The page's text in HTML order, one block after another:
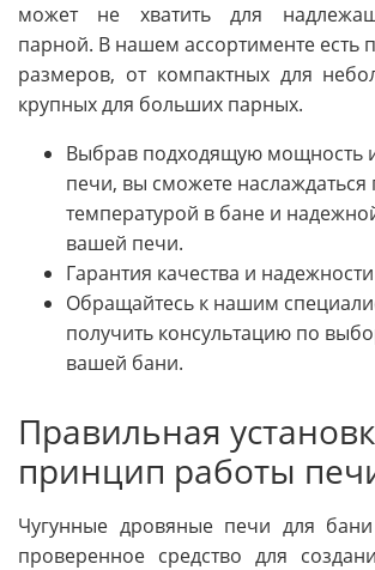
может не хватить для
парной. В нашем ассортименте есть
размеров, от компактных для
крупных для больших парных.
Выбрав подходящую мощность
печи, вы сможете наслаждаться
температурой в бане и
вашей печи.
Гарантия качества и
Обращайтесь к нашим
получить консультацию по
вашей бани.
Правильная
принцип работы
Чугунные дровяные печи для
проверенное средство для